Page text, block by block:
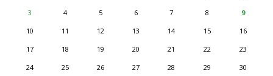
3
4 5 6 7 8
9
10
11 12 13 14 15
16
17
18 19 20 21 22
23
24
25 26 27 28 29
30